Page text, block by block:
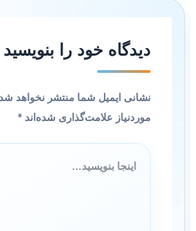
دیدگاه‌ خود را بنویسید
نشانی ایمیل شما منتشر نخواهد شد.
موردنیاز علامت‌گذاری شده‌اند*
اینجا
بنویسید…